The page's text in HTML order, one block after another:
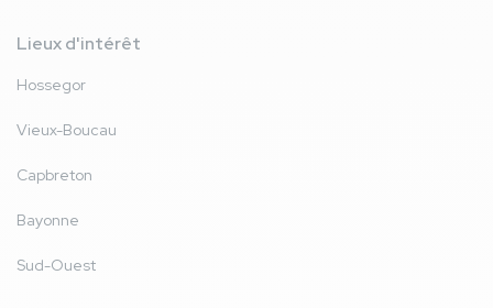
Lieux d'intérêt
Hossegor
Vieux-Boucau
Capbreton
Bayonne
Sud-Ouest